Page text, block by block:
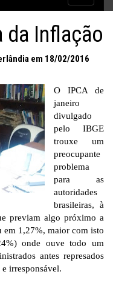
da Inflação
em 18/02/2016
O IPCA de
janeiro
divulgado
pelo IBGE
trouxe um
preocupante
problema
para as
autoridades
brasileiras, à
previam algo próximo a
em 1,27%, maior com isto
onde ouve todo um
antes represados
irresponsável.